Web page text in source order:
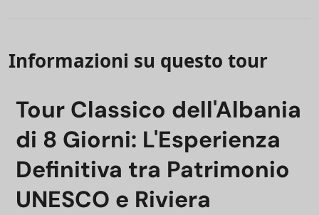
Informazioni su questo tour
Tour Classico dell'Albania
di 8 Giorni: L'Esperienza
Definitiva tra Patrimonio
UNESCO e Riviera